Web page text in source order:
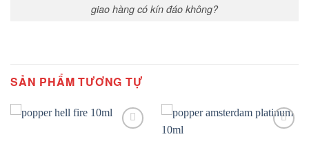
giao hàng có kín đáo không?
SẢN PHẨM TƯƠNG TỰ